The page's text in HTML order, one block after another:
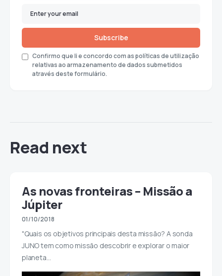
Subscribe
Confirmo que li e concordo com as políticas de utilização
relativas ao armazenamento de dados submetidos
através deste formulário.
Read next
As novas fronteiras – Missão a
Júpiter
01/10/2018
"Quais os objetivos principais desta missão? A sonda
JUNO tem como missão descobrir e explorar o maior
planeta…